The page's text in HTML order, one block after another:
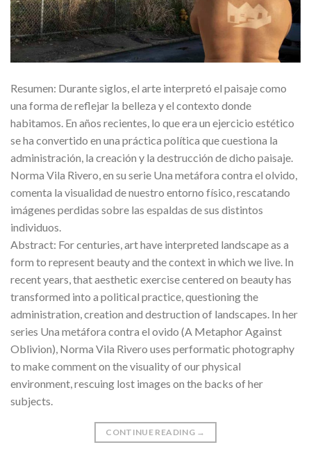
Resumen: Durante siglos, el arte interpretó el paisaje como
una forma de reflejar la belleza y el contexto donde
habitamos. En años recientes, lo que era un ejercicio estético
se ha convertido en una práctica política que cuestiona la
administración, la creación y la destrucción de dicho paisaje.
Norma Vila Rivero, en su serie Una metáfora contra el olvido,
comenta la visualidad de nuestro entorno físico, rescatando
imágenes perdidas sobre las espaldas de sus distintos
individuos.
Abstract: For centuries, art have interpreted landscape as a
form to represent beauty and the context in which we live. In
recent years, that aesthetic exercise centered on beauty has
transformed into a political practice, questioning the
administration, creation and destruction of landscapes. In her
series Una metáfora contra el ovido (A Metaphor Against
Oblivion), Norma Vila Rivero uses performatic photography
to make comment on the visuality of our physical
environment, rescuing lost images on the backs of her
subjects.
CONTINUE READING →